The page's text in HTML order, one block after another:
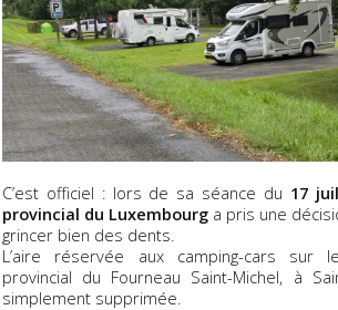
C’est officiel : lors de sa séance du 17
provincial du Luxembourg a pris une
grincer bien des dents.
L’aire réservée aux camping-cars sur
provincial du Fourneau Saint-Michel, à
simplement supprimée.